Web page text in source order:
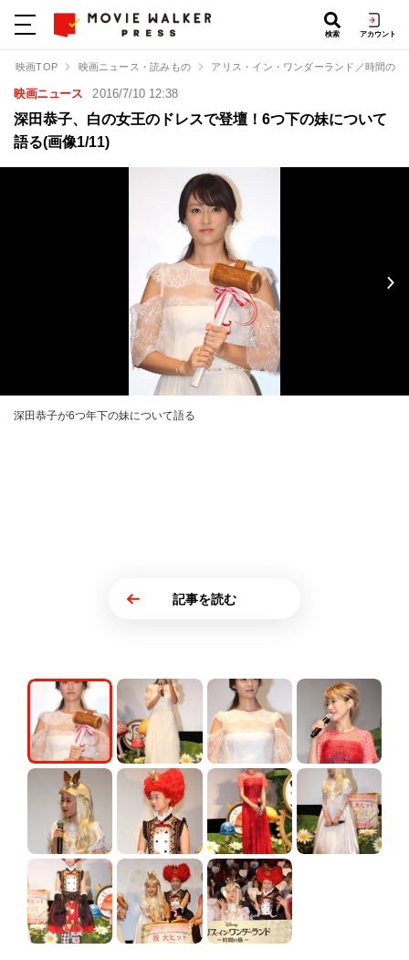
検索 アカウント
映画TOP 映画ニュース・読みもの アリス・イン・ワンダーランド／時間の旅
映画ニュース 2016/7/10 12:38
深田恭子、白の女王のドレスで登壇！6つ下の妹について
語る(画像1/11)
深田恭子が6つ年下の妹について語る
記事を読む